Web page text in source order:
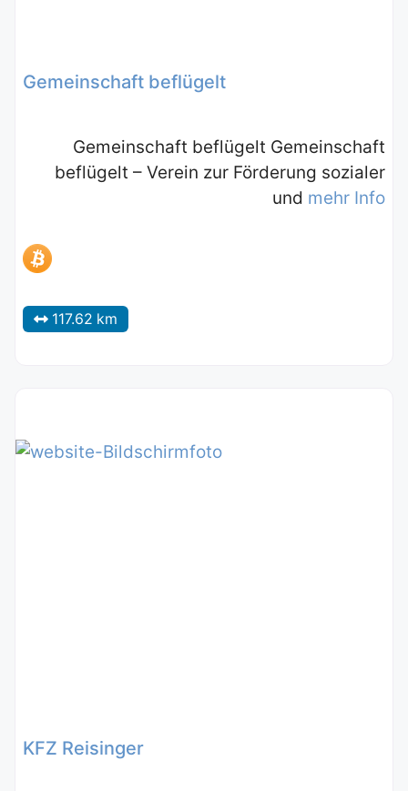
Gemeinschaft beflügelt
Gemeinschaft beflügelt Gemeinschaft
beflügelt – Verein zur Förderung sozialer
und mehr Info
117.62 km
KFZ Reisinger